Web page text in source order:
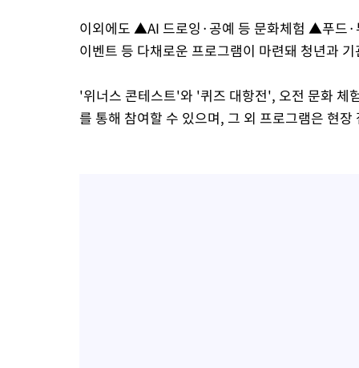
이외에도 ▲AI 드로잉·공예 등 문화체험 ▲푸드
이벤트 등 다채로운 프로그램이 마련돼 청년과
'위너스 콘테스트'와 '퀴즈 대항전', 오전 문화 체
를 통해 참여할 수 있으며, 그 외 프로그램은 현